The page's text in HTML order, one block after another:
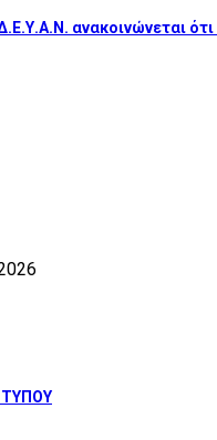
ανακοινώνεται
ΤΥΠΟΥ